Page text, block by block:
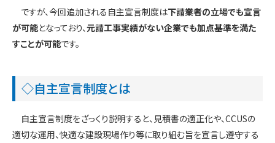
ですが、今回追加される自主宣言制度は下請業者の立場でも宣言
が可能となっており、元請工事実績がない企業でも加点基準を満た
すことが可能です。
◇自主宣言制度とは
自主宣言制度をざっくり説明すると、見積書の適正化や、CCUSの
適切な運用、快適な建設現場作り等に取り組む旨を宣言し遵守する